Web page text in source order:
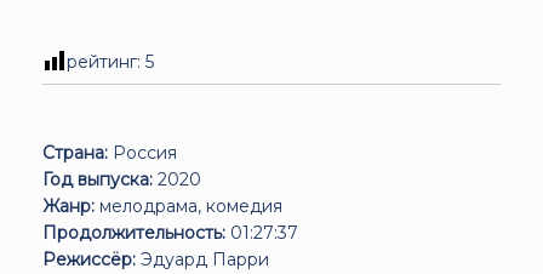
рейтинг: 5
Страна: Россия
Год выпуска: 2020
Жанр: мелодрама, комедия
Продолжительность: 01:27:37
Режиссёр: Эдуард Парри